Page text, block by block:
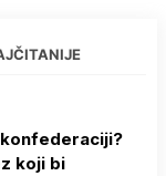
koji bi